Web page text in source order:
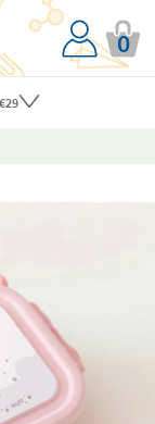
0